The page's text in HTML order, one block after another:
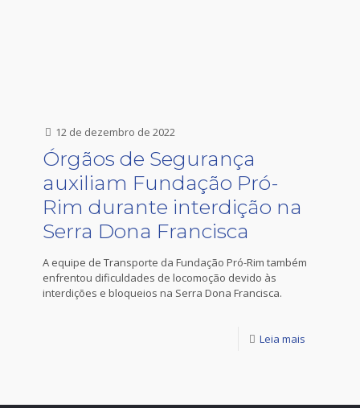
12 de dezembro de 2022
Órgãos de Segurança
auxiliam Fundação Pró-
Rim durante interdição na
Serra Dona Francisca
A equipe de Transporte da Fundação Pró-Rim também
enfrentou dificuldades de locomoção devido às
interdições e bloqueios na Serra Dona Francisca.
Leia mais